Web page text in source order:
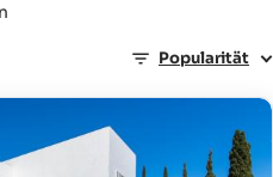
Popularität